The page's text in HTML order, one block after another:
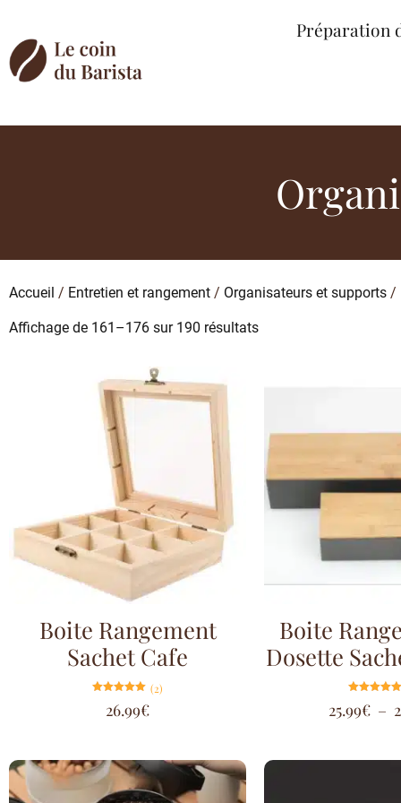
Préparation
Accueil / Entretien et rangement / Organisateurs et supports /
Affichage de 161–176 sur 190 résultats
Boite Rangement
Sachet Cafe
5.00
sur 5
(2)
26.99€
Boite
Dosette
5.00
sur 5
25.99€ –